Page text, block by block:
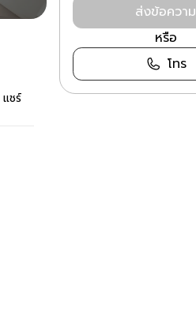
แชร์
ส่งข้อความ
หรือ
โทร